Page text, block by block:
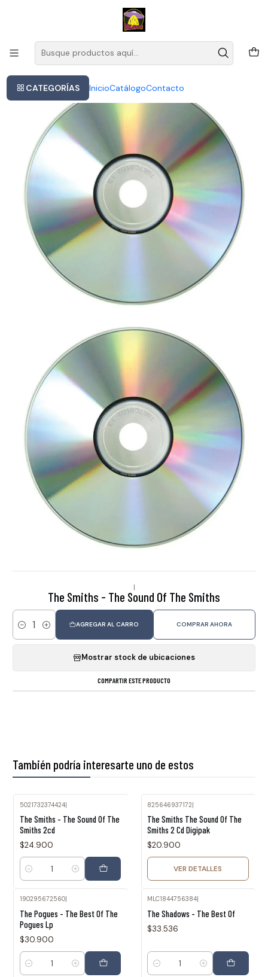
CATEGORÍAS InicioCatálogoContacto
Este es el texto del slide
|
The Smiths - The Sound Of The Smiths
Cantidad
AGREGAR AL CARRO COMPRAR AHORA
Mostrar stock de ubicaciones
COMPARTIR ESTE PRODUCTO
También podría interesarte uno de estos
5021732374424|
The Smiths - The Sound Of The
Smiths 2cd
$24.900
Cantidad
825646937172|
The Smiths The Sound Of The
Smiths 2 Cd Digipak
$20.900
VER DETALLES
190295672560|
The Pogues - The Best Of The
Pogues Lp
$30.900
Cantidad
MLC1844756384
The Shadows - The Best Of
$33.536
Cantidad